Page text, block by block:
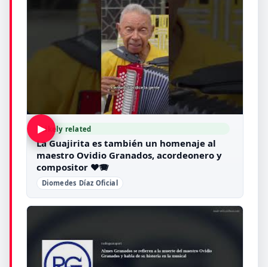
▶Likely related
La Guajirita es también un homenaje al
maestro Ovidio Granados, acordeonero y
compositor ❤️🪗
Diomedes Díaz Oficial